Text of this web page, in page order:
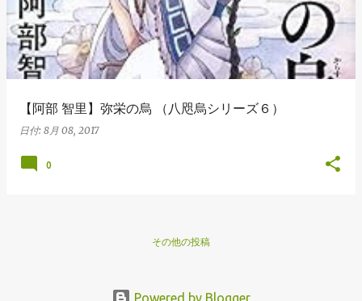
【阿部 智里】弥栄の烏 （八咫烏シリーズ６）
日付: 8月 08, 2017
0
その他の投稿
Powered by Blogger